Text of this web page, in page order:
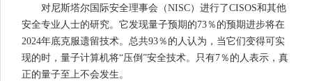
对尼斯塔尔国际安全理事会（NISC）进行了CISOS和其他
安全专业人士的研究。它发现量子预期的73％的预期进步将在
2024年底克服遗留技术。总共93％的人认为，当它们变得可实
现的时，量子计算机将“压倒”安全技术。只有7％的人表示，真
正的量子至上不会发生。